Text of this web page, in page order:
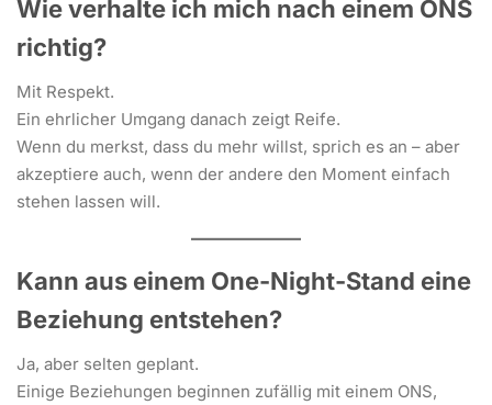
Wie verhalte ich mich nach einem ONS
richtig?
Mit Respekt.
Ein ehrlicher Umgang danach zeigt Reife.
Wenn du merkst, dass du mehr willst, sprich es an – aber
akzeptiere auch, wenn der andere den Moment einfach
stehen lassen will.
Kann aus einem One-Night-Stand eine
Beziehung entstehen?
Ja, aber selten geplant.
Einige Beziehungen beginnen zufällig mit einem ONS,